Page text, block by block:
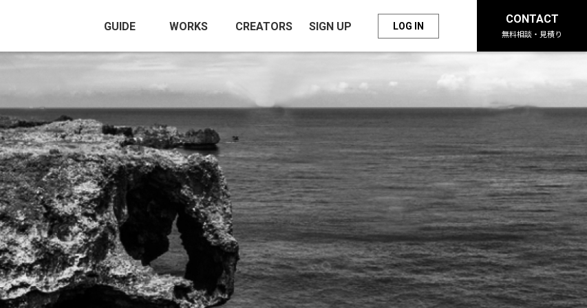
GUIDE WORKS CREATORS SIGN UP LOG IN
CONTACT
無料相談・見積り